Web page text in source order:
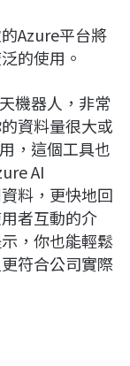
Azure平台將
的使用。
機器人，非常
資料量很大或
，這個工具也
AI
料，更快地回
者互動的介
，你也能輕鬆
符合公司實際